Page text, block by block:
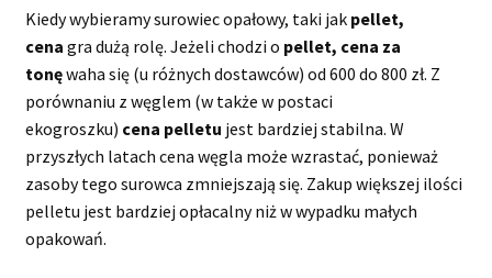
Kiedy wybieramy surowiec opałowy, taki jak pellet,
cena gra dużą rolę. Jeżeli chodzi o pellet, cena za
tonęwaha się (u różnych dostawców) od 600 do 800 zł. Z
porównaniu z węglem (w także w postaci
ekogroszku) cena pelletu jest bardziej stabilna. W
przyszłych latach cena węgla może wzrastać, ponieważ
zasoby tego surowca zmniejszają się. Zakup większej ilości
pelletu jest bardziej opłacalny niż w wypadku małych
opakowań.